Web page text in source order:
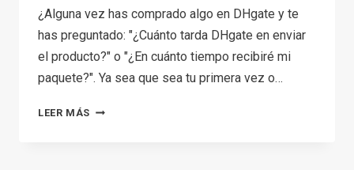
¿Alguna vez has comprado algo en DHgate y te
has preguntado: "¿Cuánto tarda DHgate en enviar
el producto?" o "¿En cuánto tiempo recibiré mi
paquete?". Ya sea que sea tu primera vez o…
LEER MÁS ¿CUÁNTO